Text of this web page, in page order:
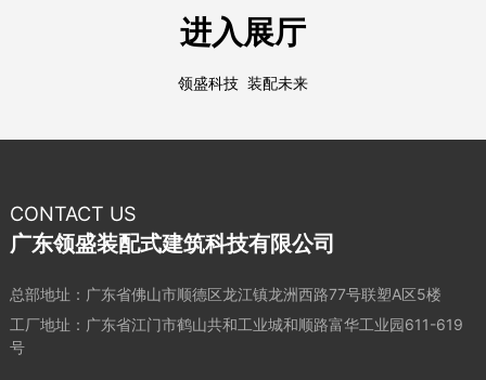
进入展厅
领盛科技 装配未来
CONTACT US
广东领盛装配式建筑科技有限公司
总部地址：广东省佛山市顺德区龙江镇龙洲西路77号联塑A区5楼
工厂地址：广东省江门市鹤山共和工业城和顺路富华工业园611-619
号